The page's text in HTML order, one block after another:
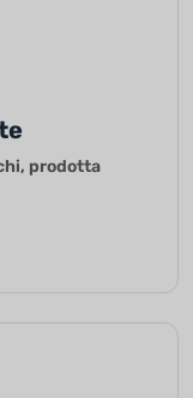
prodotta